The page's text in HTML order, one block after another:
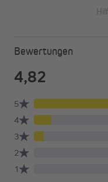
Hergestellt in der EU
Unsere Doppelrollos
unserer eigenen
gefertigt. Dabei achten
und Verfahren.
Bewertungen